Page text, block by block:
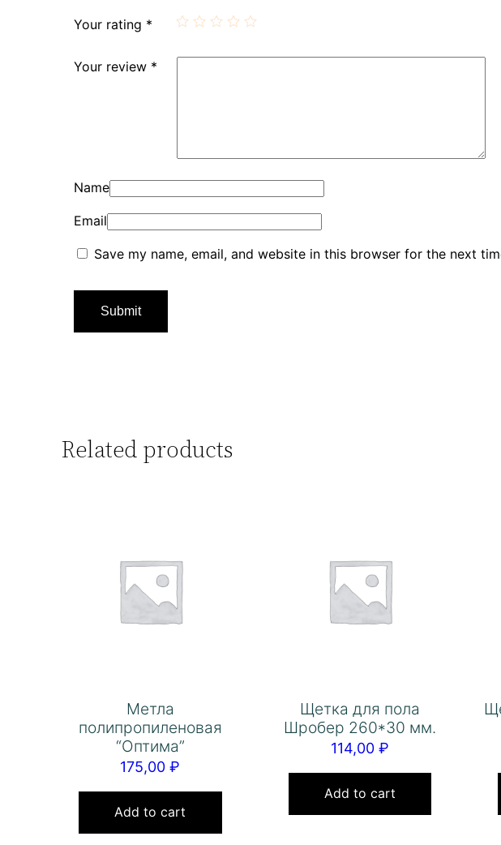
Your rating *
Your review *
Name
Email
Save my name, email, and website in this browser for the next
Related products
Метла
полипропиленовая
“Оптима”
175,00₽
Add to cart
Щетка для пола
Шробер 260*30 мм.
114,00 ₽
Add to cart